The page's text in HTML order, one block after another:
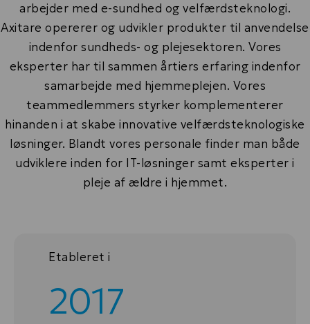
arbejder med e-sundhed og velfærdsteknologi.
Axitare opererer og udvikler produkter til anvendelse
indenfor sundheds- og plejesektoren. Vores
eksperter har til sammen årtiers erfaring indenfor
samarbejde med hjemmeplejen. Vores
teammedlemmers styrker komplementerer
hinanden i at skabe innovative velfærdsteknologiske
løsninger. Blandt vores personale finder man både
udviklere inden for IT-løsninger samt eksperter i
pleje af ældre i hjemmet.
Etableret i
2017